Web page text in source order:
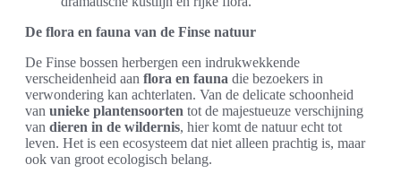
De flora en fauna van de Finse natuur
De Finse bossen herbergen een indrukwekkende
verscheidenheid aan flora en fauna die bezoekers in
verwondering kan achterlaten. Van de delicate schoonheid
van unieke plantensoorten tot de majestueuze verschijning
van dieren in de wildernis, hier komt de natuur echt tot
leven. Het is een ecosysteem dat niet alleen prachtig is, maar
ook van groot ecologisch belang.